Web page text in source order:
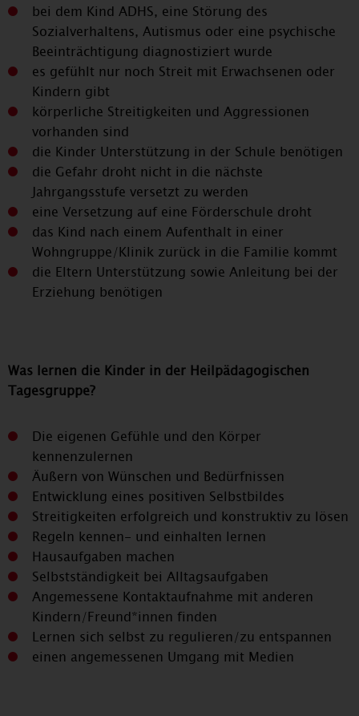
bei dem Kind ADHS, eine Störung des
Sozialverhaltens, Autismus oder eine psychische
Beeinträchtigung diagnostiziert wurde
es gefühlt nur noch Streit mit Erwachsenen oder
Kindern gibt
körperliche Streitigkeiten und Aggressionen
vorhanden sind
die Kinder Unterstützung in der Schule benötigen
die Gefahr droht nicht in die nächste
Jahrgangsstufe versetzt zu werden
eine Versetzung auf eine Förderschule droht
das Kind nach einem Aufenthalt in einer
Wohngruppe/Klinik zurück in die Familie kommt
die Eltern Unterstützung sowie Anleitung bei der
Erziehung benötigen
Was lernen die Kinder in der Heilpädagogischen
Tagesgruppe?
Die eigenen Gefühle und den Körper
kennenzulernen
Äußern von Wünschen und Bedürfnissen
Entwicklung eines positiven Selbstbildes
Streitigkeiten erfolgreich und konstruktiv zu lösen
Regeln kennen- und einhalten lernen
Hausaufgaben machen
Selbstständigkeit bei Alltagsaufgaben
Angemessene Kontaktaufnahme mit anderen
Kindern/Freund*innen finden
Lernen sich selbst zu regulieren/zu entspannen
einen angemessenen Umgang mit Medien